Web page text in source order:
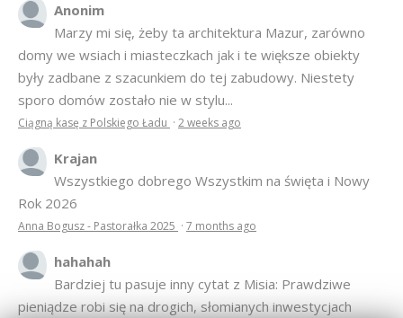
Anonim
Marzy mi się, żeby ta architektura Mazur, zarówno
domy we wsiach i miasteczkach jak i te większe obiekty
były zadbane z szacunkiem do tej zabudowy. Niestety
sporo domów zostało nie w stylu...
Ciągną kasę z Polskiego Ładu · 2 weeks ago
Krajan
Wszystkiego dobrego Wszystkim na święta i Nowy
Rok 2026
Anna Bogusz - Pastorałka 2025 · 7 months ago
hahahah
Bardziej tu pasuje inny cytat z Misia: Prawdziwe
pieniądze robi się na drogich, słomianych inwestycjach